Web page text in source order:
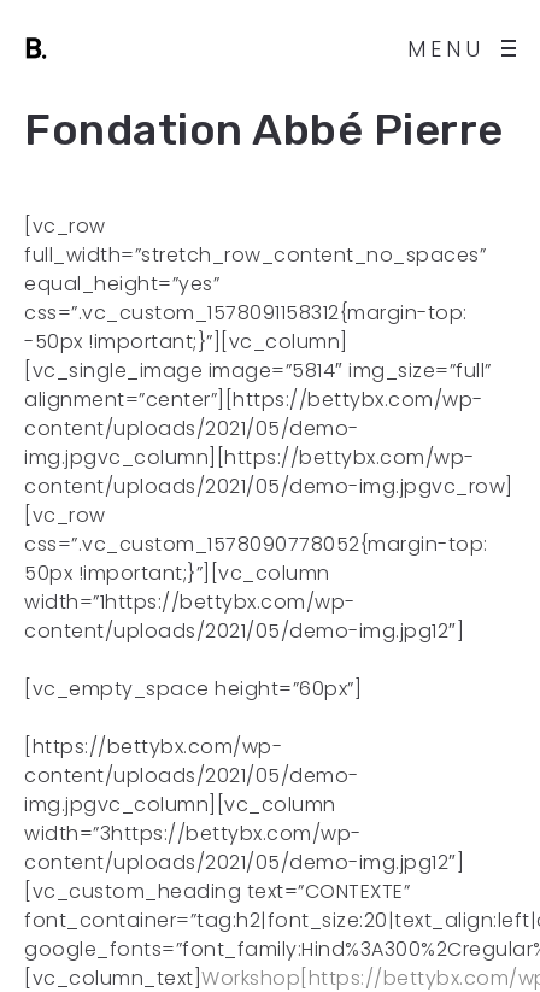
MENU
Fondation Abbé Pierre
[vc_row
full_width=”stretch_row_content_no_spaces”
equal_height=”yes”
css=”.vc_custom_1578091158312{margin-top:
-50px !important;}”][vc_column]
[vc_single_image image=”5814″ img_size=”full”
alignment=”center”][https://bettybx.com/wp-
content/uploads/2021/05/demo-
img.jpgvc_column][https://bettybx.com/wp-
content/uploads/2021/05/demo-img.jpgvc_row]
[vc_row
css=”.vc_custom_1578090778052{margin-top:
50px !important;}”][vc_column
width=”1https://bettybx.com/wp-
content/uploads/2021/05/demo-img.jpg12″]
[vc_empty_space height=”60px”]
[https://bettybx.com/wp-
content/uploads/2021/05/demo-
img.jpgvc_column][vc_column
width=”3https://bettybx.com/wp-
content/uploads/2021/05/demo-img.jpg12″]
[vc_custom_heading text=”CONTEXTE”
[vc_column_text] Workshop [https://bettybx.com/